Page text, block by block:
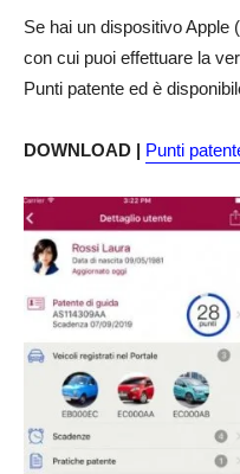
Se hai un dispositivo Apple
con cui puoi effettuare la
Punti patente ed è
DOWNLOAD | Punti